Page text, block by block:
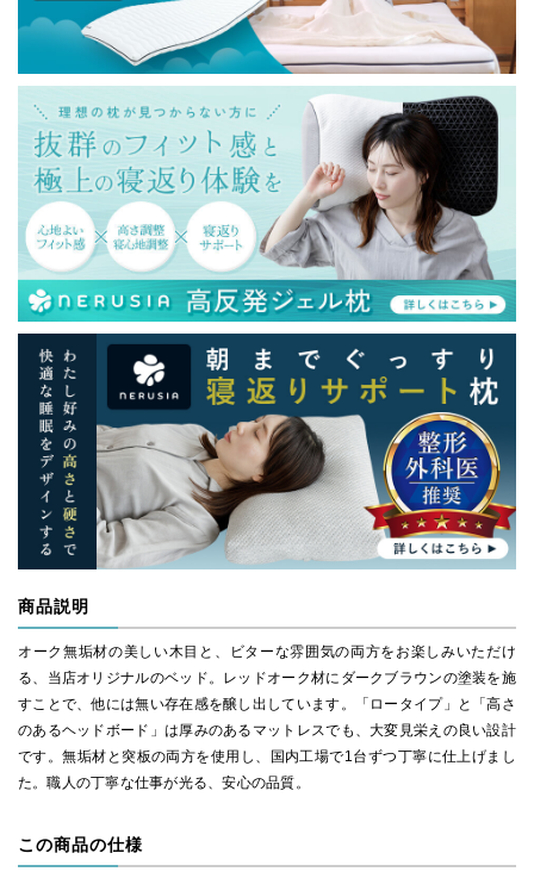
商品説明
オーク無垢材の美しい木目と、ビターな雰囲気の両方をお楽しみいただけ
る、当店オリジナルのベッド。レッドオーク材にダークブラウンの塗装を施
すことで、他には無い存在感を醸し出しています。「ロータイプ」と「高さ
のあるヘッドボード」は厚みのあるマットレスでも、大変見栄えの良い設計
です。無垢材と突板の両方を使用し、国内工場で1台ずつ丁寧に仕上げまし
た。職人の丁寧な仕事が光る、安心の品質。
この商品の仕様